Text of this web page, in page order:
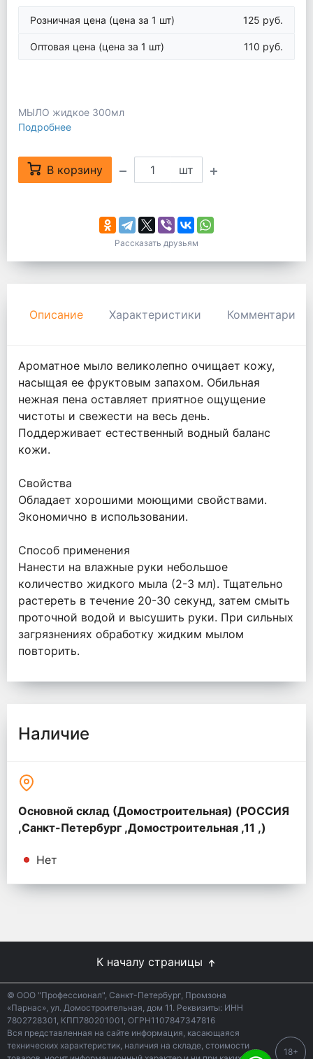
Розничная цена (цена за 1 шт) 125 руб.
Оптовая цена (цена за 1 шт) 110 руб.
МЫЛО жидкое 300мл
Подробнее
В корзину шт
Рассказать друзьям
Описание Характеристики Комментарии
Ароматное мыло великолепно очищает кожу,
насыщая ее фруктовым запахом. Обильная
нежная пена оставляет приятное ощущение
чистоты и свежести на весь день.
Поддерживает естественный водный баланс
кожи.
Свойства
Обладает хорошими моющими свойствами.
Экономично в использовании.
Способ применения
Нанести на влажные руки небольшое
количество жидкого мыла (2-3 мл). Тщательно
растереть в течение 20-30 секунд, затем смыть
проточной водой и высушить руки. При сильных
загрязнениях обработку жидким мылом
повторить.
Наличие
Основной склад (Домостроительная) (РОССИЯ
,Санкт-Петербург ,Домостроительная ,11 ,)
Нет
К началу страницы
© ООО "Профессионал", Санкт-Петербург, Промзона
«Парнас», ул. Домостроительная, дом 11. Реквизиты: ИНН
7802728301, КПП780201001, ОГРН1107847347816
Вся представленная на сайте информация, касающаяся
технических характеристик, наличия на складе, стоимости
18+